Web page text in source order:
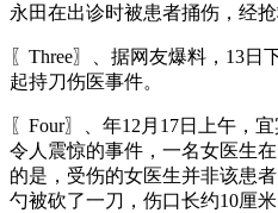
永田在出诊时被患者捅伤，经
〖Three〗、据网友爆料，13
起持刀伤医事件。
〖Four〗、年12月17日上午，
令人震惊的事件，一名女医生
的是，受伤的女医生并非该患
勺被砍了一刀，伤口长约10厘